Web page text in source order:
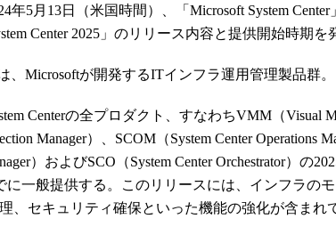
年5月13日（米国時間）、「Microsoft System
Center 2025」のリリース内容と提供開始時期を
、Microsoftが開発するITインフラ運用管理製品群。
Centerの全プロダクト、すなわちVMM（Visual
Manager）、SCOM（System Center Operations
）およびSCO（System Center Orchestrator）の
に一般提供する。このリリースには、インフラの
、セキュリティ確保といった機能の強化が含まれ